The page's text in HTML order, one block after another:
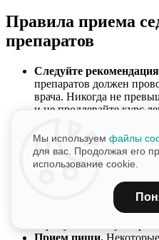
Правила приема
препаратов
Следуйте
препаратов должен
врача. Никогда не
и не продлевайте курс
Время приема.
время суток, которое
рекомендовано врачом.
Не смешивайте с
алкоголь вместе с
может усилить их
нервную систему и
Прием пищи.
Мы используем файлы
для вас. Продолжая его
использование cookie.